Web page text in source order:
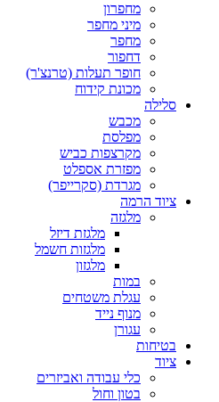
מחפרון
מיני מחפר
מחפר
דחפור
חופר תעלות (טרנצ'ר)
מכונת קידוח
סלילה
מכבש
מפלסת
מקרצפות כביש
מפזרת אספלט
מגרדת (סקרייפר)
ציוד הרמה
מלגזה
מלגזת דיזל
מלגזות חשמל
מלגזון
במות
עגלת משטחים
מנוף נייד
עגורן
בטיחות
ציוד
כלי עבודה ואביזרים
בטון וחול